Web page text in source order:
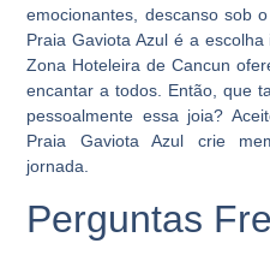
emocionantes, descanso sob
Praia Gaviota Azul é a
Zona Hoteleira de Cancun
encantar a todos. Então, que
pessoalmente essa joia?
Praia Gaviota Azul crie
jornada.
Perguntas